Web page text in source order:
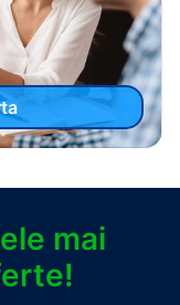
mai